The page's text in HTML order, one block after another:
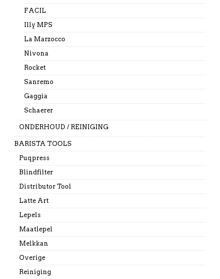
FACIL
Illy MPS
La Marzocco
Nivona
Rocket
Sanremo
Gaggia
Schaerer
ONDERHOUD / REINIGING
BARISTA TOOLS
Puqpress
Blindfilter
Distributor Tool
Latte Art
Lepels
Maatlepel
Melkkan
Overige
Reiniging